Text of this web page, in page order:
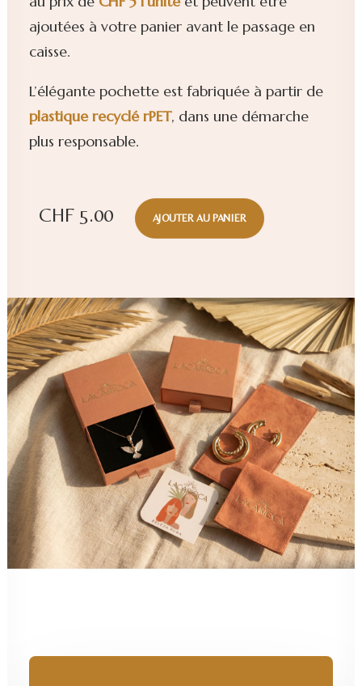
ajoutées à votre panier avant le passage en
caisse.
L’élégante pochette est fabriquée à partir de
plastique recyclé rPET, dans une démarche
plus responsable.
CHF 5.00 AJOUTER AU PANIER